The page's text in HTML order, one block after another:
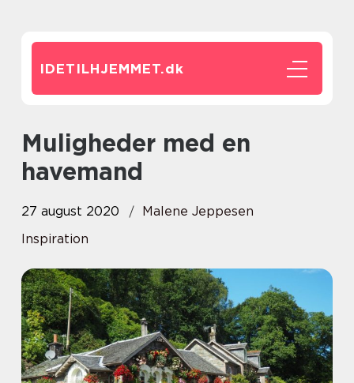
IDETILHJEMMET.dk
Muligheder med en
havemand
27 august 2020
Malene Jeppesen
Inspiration